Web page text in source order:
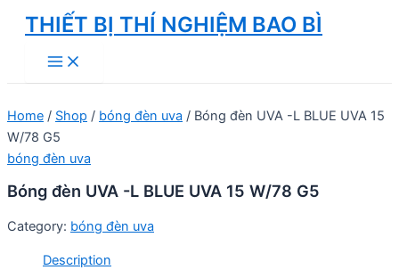
Skip
content
THIẾT BỊ THÍ NGHIỆM BAO BÌ
Main
Menu
Home / Shop / bóng đèn uva / Bóng đèn UVA -L BLUE UVA 15
W/78 G5
bóng đèn uva
Bóng đèn UVA -L BLUE UVA 15 W/78 G5
Category: bóng đèn uva
Description